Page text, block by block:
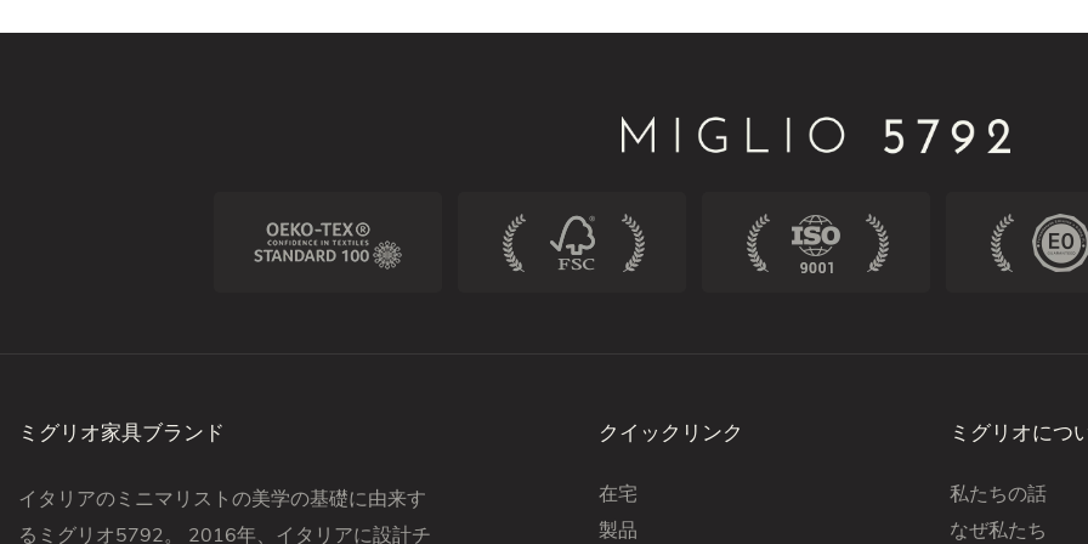
ミグリオ家具ブランド
イタリアのミニマリストの美学の基礎に由来す
るミグリオ5792。 2016年、イタリアに設計チ
クイックリンク
在宅
製品
ミグリオにつ
私たちの話
なぜ私たち